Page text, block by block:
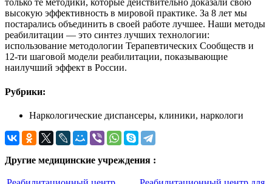
только те методики, которые действительно доказали свою
высокую эффективность в мировой практике. За 8 лет мы
постарались объединить в своей работе лучшее. Наши методы
реабилитации — это синтез лучших технологии:
использование методологии Терапевтических Сообществ и
12-ти шаговой модели реабилитации, показывающие
наилучший эффект в России.
Рубрики:
Наркологические диспансеры, клиники, наркологи
Другие медицинские учреждения :